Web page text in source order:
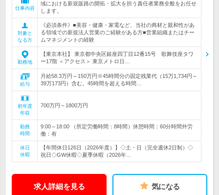
仕事内容
域における新規販路の開拓・拡大を担う責任者業務全般をお任せ
します。
対象と
なる方
《必須条件》■美容・健康・家電など、当社の商材と親和性があ
る領域での新規法人営業のご経験がある方■営業組織またはチー
ムマネジメントの経験
勤務地
【東京本社】 東京都中央区銀座四丁目12番15号 歌舞伎座タワ
ー17階 ＜アクセス＞ 東京メトロ日…
給与
月給58.3万円～150万円※45時間分の固定残業代（15万1,734円～
39万173円）含む。45時間を超える時間…
初年度
年収
700万円～1800万円
勤務
時間
9:00～18:00 （所定労働時間：8時間）休憩時間：60分時間外労
働：有
休日
休暇
【年間休日126日（2026年度）】◇土・日（完全週休2日制）◇
祝日◇GW休暇◇夏季休暇（2026年…
求人詳細を見る 気になる